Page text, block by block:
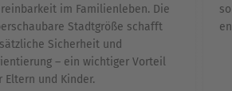
im Familienleben. Die
Stadtgröße schafft
Sicherheit und
– ein wichtiger Vorteil
Eltern und Kinder.